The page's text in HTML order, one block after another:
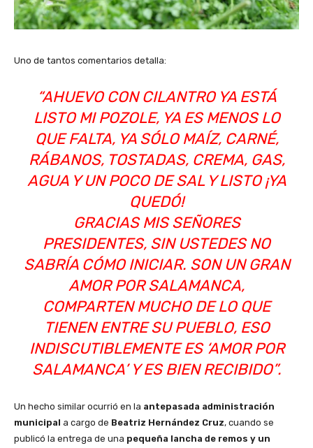
Uno de tantos comentarios detalla:
“AHUEVO CON CILANTRO YA ESTÁ
LISTO MI POZOLE, YA ES MENOS LO
QUE FALTA, YA SÓLO MAÍZ, CARNÉ,
RÁBANOS, TOSTADAS, CREMA, GAS,
AGUA Y UN POCO DE SAL Y LISTO ¡YA
QUEDÓ!
GRACIAS MIS SEÑORES
PRESIDENTES, SIN USTEDES NO
SABRÍA CÓMO INICIAR. SON UN GRAN
AMOR POR SALAMANCA,
COMPARTEN MUCHO DE LO QUE
TIENEN ENTRE SU PUEBLO, ESO
INDISCUTIBLEMENTE ES ‘AMOR POR
SALAMANCA’ Y ES BIEN RECIBIDO”.
Un hecho similar ocurrió en la antepasada administración
municipal a cargo de Beatriz Hernández Cruz, cuando se
publicó la entrega de una pequeña lancha de remos y un